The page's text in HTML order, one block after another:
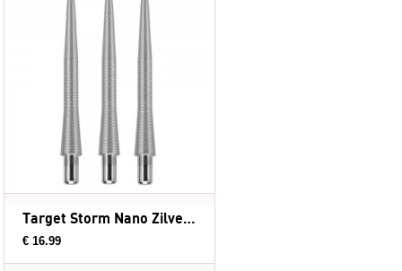
Target Storm Nano Zilver - dartpunten
€ 16.99